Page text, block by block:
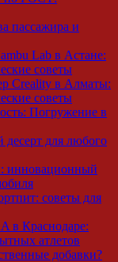
пассажира и
Lab в Астане:
советы
Creality в Алматы:
советы
Погружение в
десерт для любого
инновационный
советы для
в Краснодаре:
атлетов
добавки?